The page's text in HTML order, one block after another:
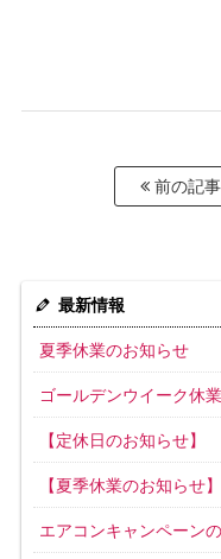
前の記事
最新情報
夏季休業のお知らせ
ゴールデンウイーク休
【定休日のお知らせ】
【夏季休業のお知らせ】
エアコンキャンペーン